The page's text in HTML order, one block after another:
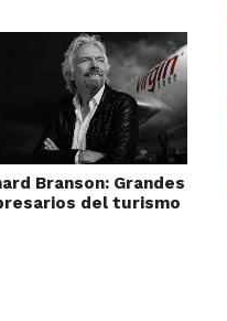
Branson: Grandes
del turismo